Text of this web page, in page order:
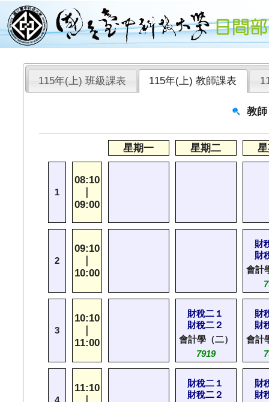
115年(上) 班級課表 115年(上) 教師課表
教師
星期一 星期二
1
08:10
09:00
2
09:10
10:00
財
財
會計
3
10:10
11:00
財稅二１
財稅二２
會計學（二）
7919
財
財
會計
4
11:10
財稅二１
財稅二２
財
財